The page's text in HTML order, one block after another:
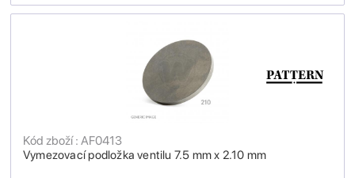
Vymezovací podložka ventilu 7.5 mm x 2.10 mm
Kód zboží : AF0413